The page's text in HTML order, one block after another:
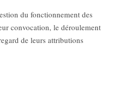
du fonctionnement des
convocation, le déroulement
de leurs attributions